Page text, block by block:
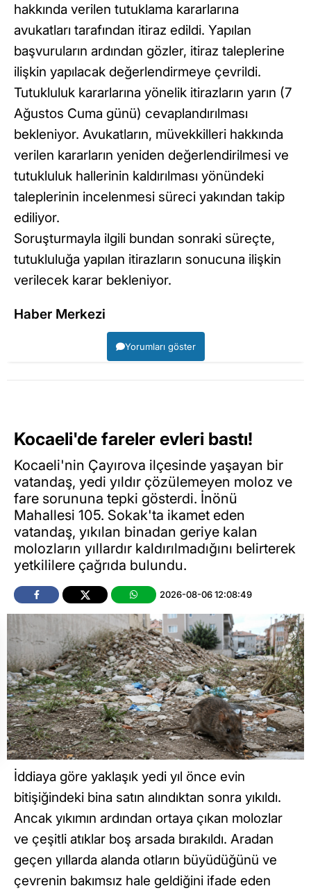
hakkında verilen tutuklama kararlarına
avukatları tarafından itiraz edildi. Yapılan
başvuruların ardından gözler, itiraz taleplerine
ilişkin yapılacak değerlendirmeye çevrildi.
Tutukluluk kararlarına yönelik itirazların yarın (7
Ağustos Cuma günü) cevaplandırılması
bekleniyor. Avukatların, müvekkilleri hakkında
verilen kararların yeniden değerlendirilmesi ve
tutukluluk hallerinin kaldırılması yönündeki
taleplerinin incelenmesi süreci yakından takip
ediliyor.
Soruşturmayla ilgili bundan sonraki süreçte,
tutukluluğa yapılan itirazların sonucuna ilişkin
verilecek karar bekleniyor.
Haber Merkezi
Yorumları göster
Kocaeli'de fareler evleri bastı!
Kocaeli'nin Çayırova ilçesinde yaşayan bir
vatandaş, yedi yıldır çözülemeyen moloz ve
fare sorununa tepki gösterdi. İnönü
Mahallesi 105. Sokak'ta ikamet eden
vatandaş, yıkılan binadan geriye kalan
molozların yıllardır kaldırılmadığını belirterek
yetkililere çağrıda bulundu.
2026-08-06 12:08:49
İddiaya göre yaklaşık yedi yıl önce evin
bitişiğindeki bina satın alındıktan sonra yıkıldı.
Ancak yıkımın ardından ortaya çıkan molozlar
ve çeşitli atıklar boş arsada bırakıldı. Aradan
geçen yıllarda alanda otların büyüdüğünü ve
çevrenin bakımsız hale geldiğini ifade eden